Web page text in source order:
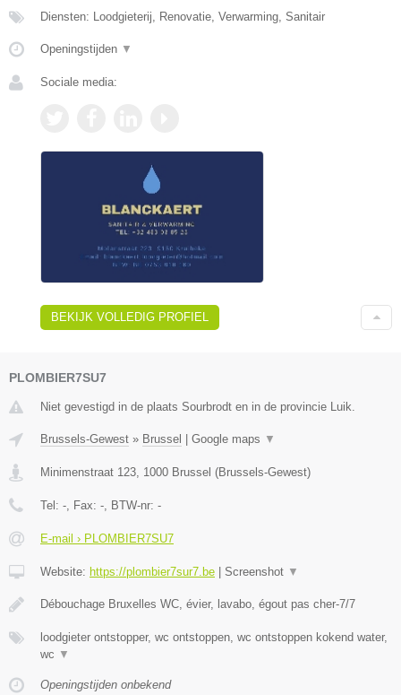
Diensten: Loodgieterij, Renovatie, Verwarming, Sanitair
Openingstijden ▼
Sociale media:
BEKIJK VOLLEDIG PROFIEL
PLOMBIER7SU7
Niet gevestigd in de plaats Sourbrodt en in de provincie Luik.
Brussels-Gewest » Brussel | Google maps ▼
Minimenstraat 123 1000 Brussel (Brussels-Gewest)
Tel: - , Fax: - , BTW-nr: -
E-mail › PLOMBIER7SU7
Website: https://plombier7sur7.be | Screenshot ▼
Débouchage Bruxelles WC, évier, lavabo, égout pas cher-7/7
loodgieter ontstopper, wc ontstoppen, wc ontstoppen kokend water,
wc ▼
Openingstijden onbekend